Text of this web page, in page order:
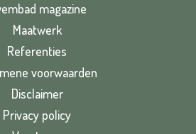
magazine
Maatwerk
Referenties
voorwaarden
Disclaimer
Privacy policy